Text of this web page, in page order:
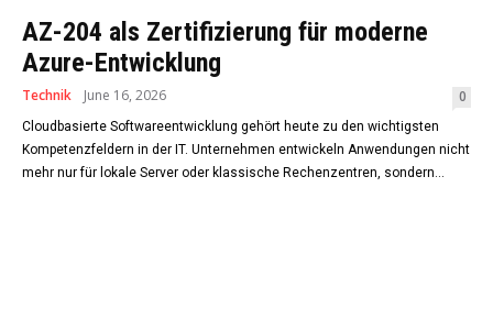
AZ-204 als Zertifizierung für moderne
Azure-Entwicklung
Technik June 16, 2026 0
Cloudbasierte Softwareentwicklung gehört heute zu den wichtigsten
Kompetenzfeldern in der IT. Unternehmen entwickeln Anwendungen nicht
mehr nur für lokale Server oder klassische Rechenzentren, sondern...